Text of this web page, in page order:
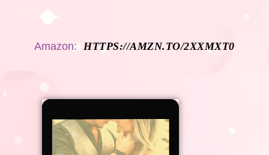
Amazon: HTTPS://AMZN.TO/2XXMXT0